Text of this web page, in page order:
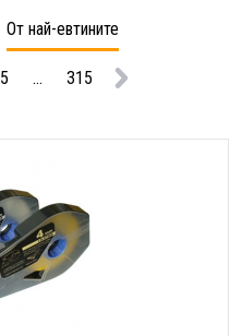
От най-евтините
5 ... 315